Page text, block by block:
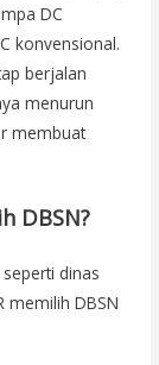
DC
konvensional.
berjalan
menurun
membuat
DBSN?
dinas
memilih DBSN